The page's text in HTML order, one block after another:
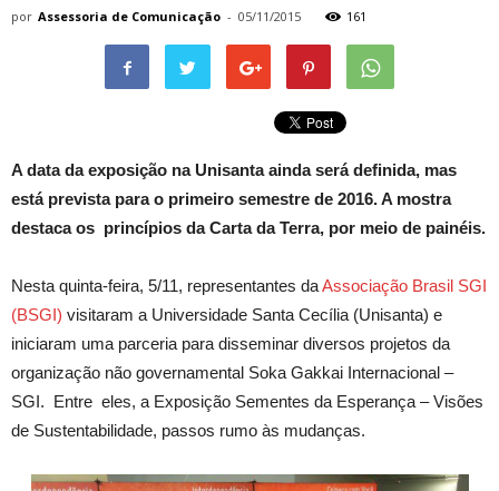
por Assessoria de Comunicação - 05/11/2015 161
A data da exposição na Unisanta ainda será definida, mas
está prevista para o primeiro semestre de 2016. A mostra
destaca os princípios da Carta da Terra, por meio de painéis.
Nesta quinta-feira, 5/11, representantes daAssociação Brasil SGI
(BSGI) visitaram a Universidade Santa Cecília (Unisanta) e
iniciaram uma parceria para disseminar diversos projetos da
organização não governamental Soka Gakkai Internacional –
SGI. Entre eles, a Exposição Sementes da Esperança – Visões
de Sustentabilidade, passos rumo às mudanças.